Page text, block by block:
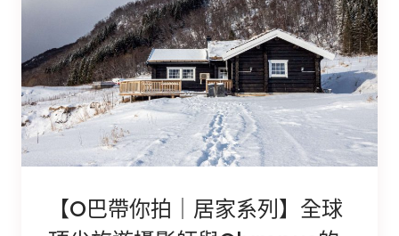
【O巴帶你拍｜居家系列】全球